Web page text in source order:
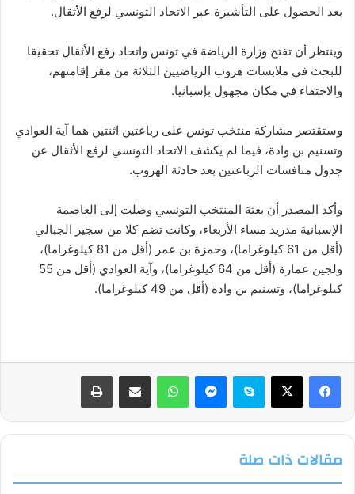
بعد الحصول على التأشيرة عبر الاتحاد التونسي لرفع الأثقال.
وينتظر أن تفتح وزارة الرياضة في تونس واتحاد رفع الأثقال تحقيقا
للبحث في ملابسات هروب الرياضيين الثلاثة من مقر إقامتهم،
والاختفاء في مكان مجهول بإسبانيا.
وستقتصر مشاركة منتخب تونس على رباعتين اثنتين هما آية العوادي
وتسنيم بن وادة، فيما لم يكشف الاتحاد التونسي لرفع الأثقال عن
جدول منافسات الرباعتين بعد حادثة الهروب.
وأكد المصدر أن بعثة المنتخب التونسي وصلت إلى العاصمة
الإسبانية مدريد مساء الأربعاء، وكانت تضم كلا من سجير الجبالي
(أقل من 61 كيلوغراما)، وحمزة بن عمر (أقل من 81 كيلوغراما)،
ولجين عمارة (أقل من 64 كيلوغراما)، وآية العوادي (أقل من 55
كيلوغراما)، وتسنيم بن وادة (أقل من 49 كيلوغراما).
فيسبوك سكايب واتساب
مقالات ذات صلة